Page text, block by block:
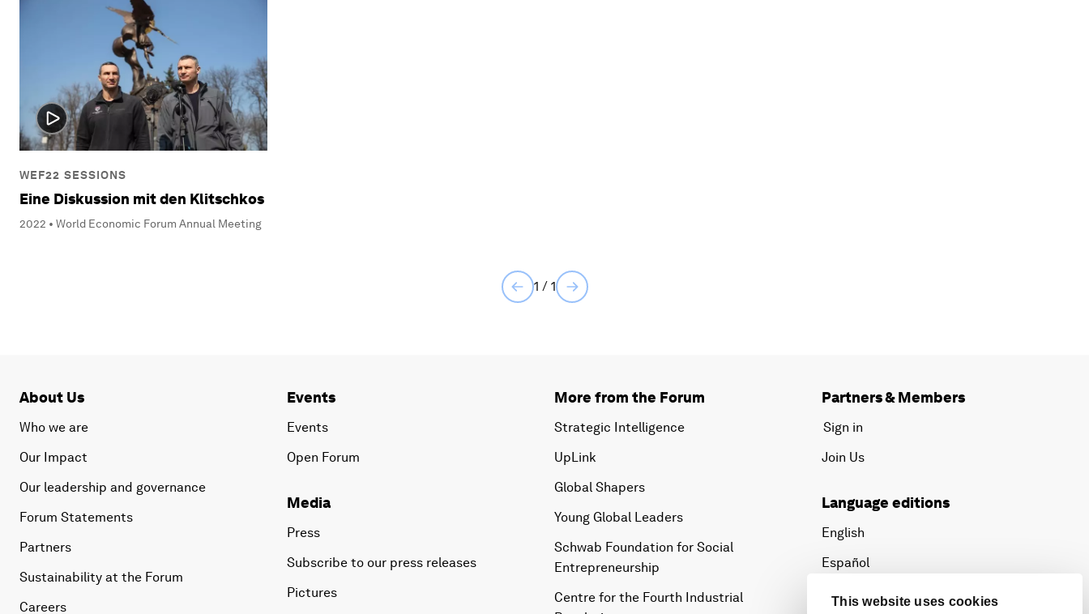
This website uses cookies
WEF22 SESSIONS
Eine Diskussion mit den Klitschkos
2022 • World Economic Forum Annual Meeting
1 / 1
About Us
Who we are
Our Impact
Our leadership and governance
Forum Statements
Partners
Sustainability at the Forum
Careers
Events
Events
Open Forum
Media
Press
Subscribe to our press releases
Pictures
More from the Forum
Strategic Intelligence
UpLink
Global Shapers
Young Global Leaders
Schwab Foundation for Social
Entrepreneurship
Centre for the Fourth Industrial
Partners & Members
Sign in
Join Us
Language editions
English
Español
中文